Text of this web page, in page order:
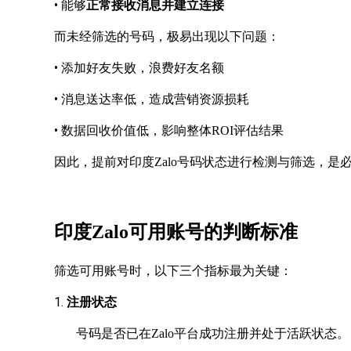
• 能够正常接收消息并建立连接
而未经筛选的号码，极易出现以下问题：
• 添加好友失败，浪费好友名额
• 消息送达率低，造成营销资源损耗
• 数据回收价值低，影响整体ROI评估结果
因此，提前对印度Zalo号码状态进行检测与筛选，是
印度Zalo可用账号的判断标准
筛选可用账号时，以下三个指标最为关键：
1. 注册状态
号码是否已在Zalo平台成功注册并处于活跃状态。